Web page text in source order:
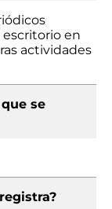
en
actividades
se